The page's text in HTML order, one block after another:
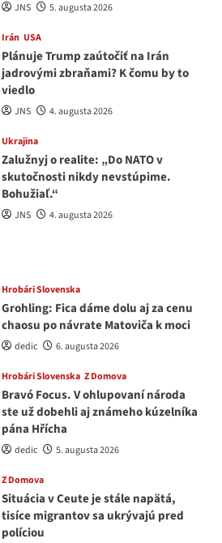
JNS 5. augusta 2026
Irán USA
Plánuje Trump zaútočiť na Irán
jadrovými zbraňami? K čomu by to
viedlo
JNS 4. augusta 2026
Ukrajina
Zalužnyj o realite: „Do NATO v
skutočnosti nikdy nevstúpime.
Bohužiaľ.“
JNS 4. augusta 2026
Hrobári Slovenska
Grohling: Fica dáme dolu aj za cenu
chaosu po návrate Matoviča k moci
dedic 6. augusta 2026
Hrobári Slovenska Z Domova
Bravó Focus. V ohlupovaní národa
ste už dobehli aj známeho kúzelníka
pána Hřícha
dedic 5. augusta 2026
Z Domova
Situácia v Ceute je stále napätá,
tisíce migrantov sa ukrývajú pred
políciou